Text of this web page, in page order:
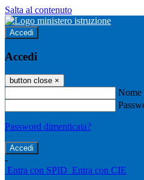
Salta al contenuto
Accedi
Accedi
button close ×
Nome
Password dimenticata?
-
Entra con SPID Entra con CIE